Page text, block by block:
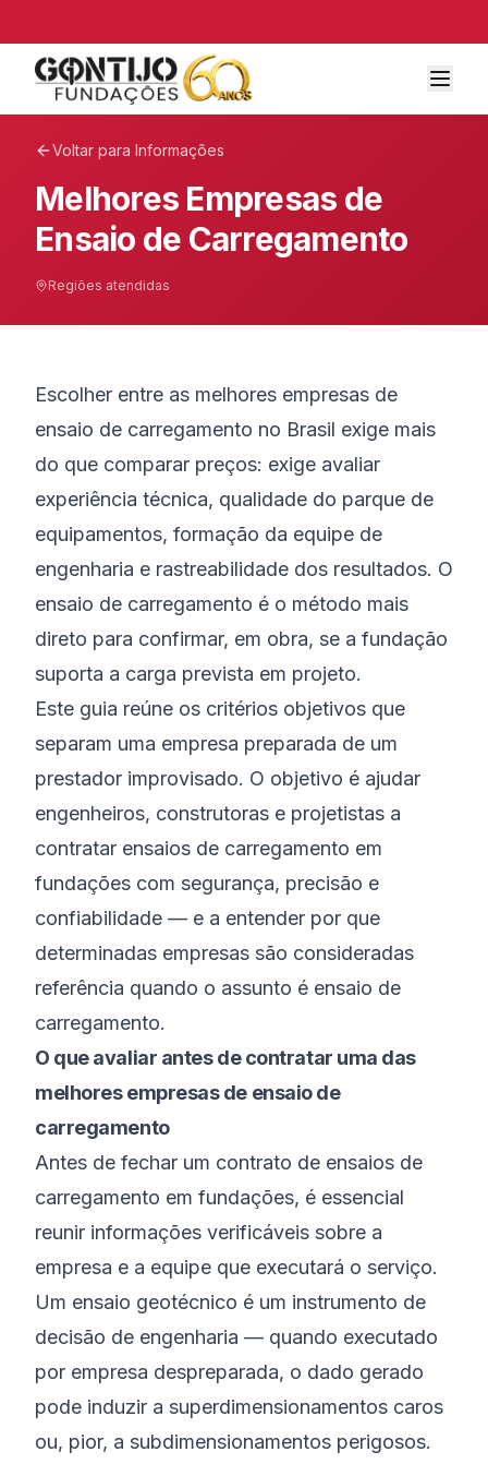
Voltar para Informações
Melhores Empresas de
Ensaio de Carregamento
Regiões atendidas
Escolher entre as melhores empresas de
ensaio de carregamento no Brasil exige mais
do que comparar preços: exige avaliar
experiência técnica, qualidade do parque de
equipamentos, formação da equipe de
engenharia e rastreabilidade dos resultados. O
ensaio de carregamento é o método mais
direto para confirmar, em obra, se a fundação
suporta a carga prevista em projeto.
Este guia reúne os critérios objetivos que
separam uma empresa preparada de um
prestador improvisado. O objetivo é ajudar
engenheiros, construtoras e projetistas a
contratar ensaios de carregamento em
fundações com segurança, precisão e
confiabilidade — e a entender por que
determinadas empresas são consideradas
referência quando o assunto é ensaio de
carregamento.
O que avaliar antes de contratar uma das
melhores empresas de ensaio de
carregamento
Antes de fechar um contrato de ensaios de
carregamento em fundações, é essencial
reunir informações verificáveis sobre a
empresa e a equipe que executará o serviço.
Um ensaio geotécnico é um instrumento de
decisão de engenharia — quando executado
por empresa despreparada, o dado gerado
pode induzir a superdimensionamentos caros
ou, pior, a subdimensionamentos perigosos.